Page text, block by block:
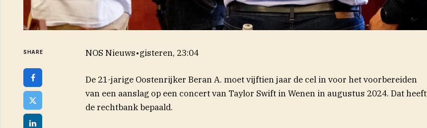
SHARE NOS Nieuws•gisteren, 23:04
De 21-jarige Oostenrijker Beran A. moet vijftien jaar de cel in voor het voorbereiden
van een aanslag op een concert van Taylor Swift in Wenen in augustus 2024. Dat heeft
de rechtbank bepaald.